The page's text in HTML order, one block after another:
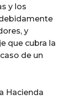
y los
y
que cubra la
de un
Hacienda